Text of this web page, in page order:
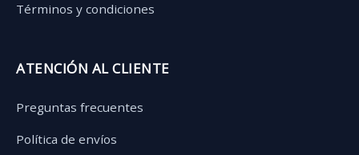
Términos y condiciones
ATENCIÓN AL CLIENTE
Preguntas frecuentes
Política de envíos